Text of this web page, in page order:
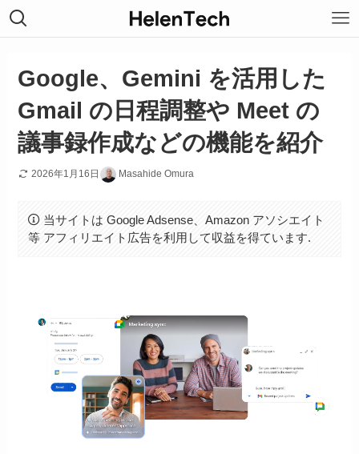
Google、Gemini を活用した
Gmail の日程調整や Meet の
議事録作成などの機能を紹介
2026年1月16日 Masahide Omura
当サイトは Google Adsense、Amazon アソシエイト
等 アフィリエイト広告を利用して収益を得ています.